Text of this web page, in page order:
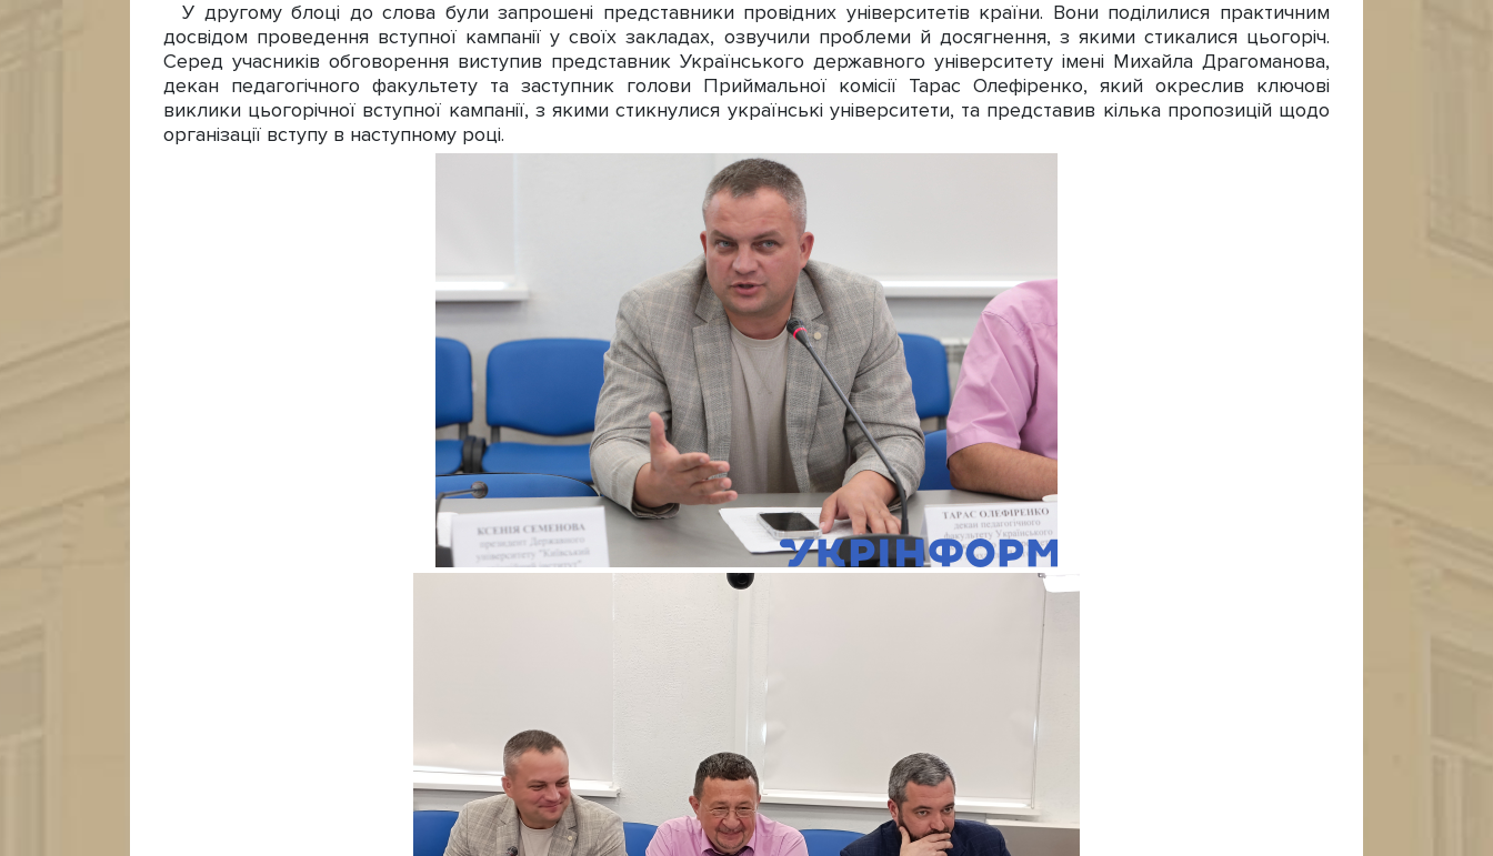
У другому блоці до слова були запрошені представники провідних університетів країни. Вони поділилися практичним
досвідом проведення вступної кампанії у своїх закладах, озвучили проблеми й досягнення, з якими стикалися цьогоріч.
Серед учасників обговорення виступив представник Українського державного університету імені Михайла Драгоманова,
декан педагогічного факультету та заступник голови Приймальної комісії Тарас Олефіренко, який окреслив ключові
виклики цьогорічної вступної кампанії, з якими стикнулися українські університети, та представив кілька пропозицій щодо
організації вступу в наступному році.